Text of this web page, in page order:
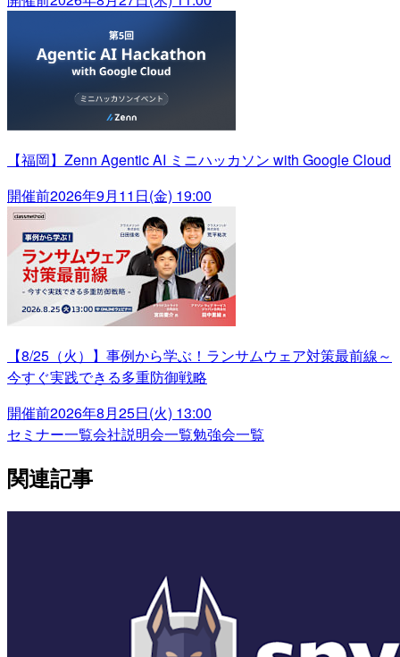
【福岡】Zenn Agentic AI ミニハッカソン with Google Cloud
開催前2026年9月11日(金) 19:00
【8/25（火）】事例から学ぶ！ランサムウェア対策最前線～
今すぐ実践できる多重防御戦略
開催前2026年8月25日(火) 13:00
セミナー一覧会社説明会一覧勉強会一覧
関連記事